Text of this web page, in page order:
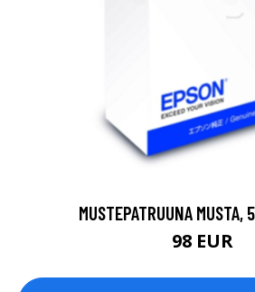
MUSTEPATRUUNA MUSTA,
98 EUR